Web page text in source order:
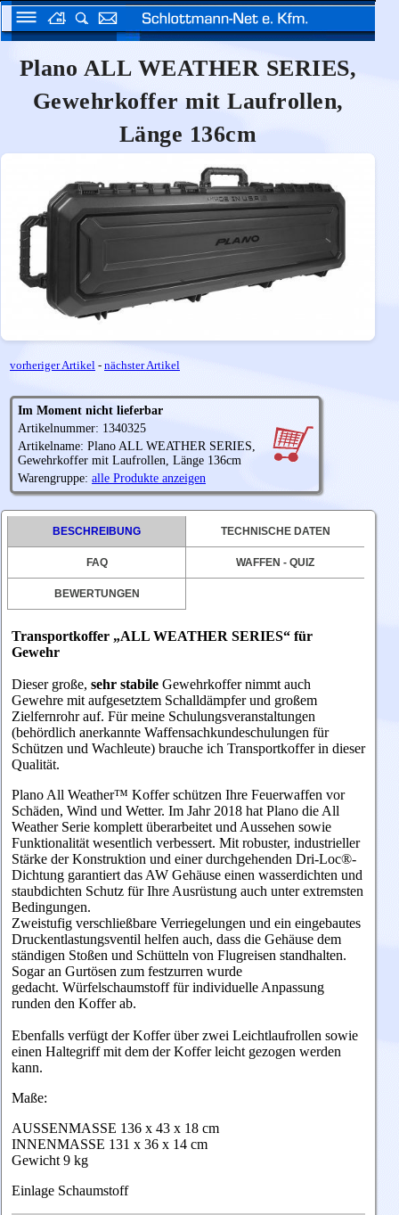
Plano ALL WEATHER SERIES,
Gewehrkoffer mit Laufrollen,
Länge 136cm
vorheriger Artikel - nächster Artikel
Im Moment nicht lieferbar
Artikelnummer: 1340325
Artikelname: Plano ALL WEATHER SERIES,
Gewehrkoffer mit Laufrollen, Länge 136cm
Warengruppe: alle Produkte anzeigen
BESCHREIBUNG TECHNISCHE DATEN
FAQ WAFFEN - QUIZ
BEWERTUNGEN
Transportkoffer „ALL WEATHER SERIES“ für
Gewehr
Dieser große, sehr stabile Gewehrkoffer nimmt auch
Gewehre mit aufgesetztem Schalldämpfer und großem
Zielfernrohr auf. Für meine Schulungsveranstaltungen
(behördlich anerkannte Waffensachkundeschulungen für
Schützen und Wachleute) brauche ich Transportkoffer in dieser
Qualität.
Plano All Weather™ Koffer schützen Ihre Feuerwaffen vor
Schäden, Wind und Wetter. Im Jahr 2018 hat Plano die All
Weather Serie komplett überarbeitet und Aussehen sowie
Funktionalität wesentlich verbessert. Mit robuster, industrieller
Stärke der Konstruktion und einer durchgehenden Dri-Loc®-
Dichtung garantiert das AW Gehäuse einen wasserdichten und
staubdichten Schutz für Ihre Ausrüstung auch unter extremsten
Bedingungen.
Zweistufig verschließbare Verriegelungen und ein eingebautes
Druckentlastungsventil helfen auch, dass die Gehäuse dem
ständigen Stoßen und Schütteln von Flugreisen standhalten.
Sogar an Gurtösen zum festzurren wurde
gedacht. Würfelschaumstoff für individuelle Anpassung
runden den Koffer ab.
Ebenfalls verfügt der Koffer über zwei Leichtlaufrollen sowie
einen Haltegriff mit dem der Koffer leicht gezogen werden
kann.
Maße:
AUSSENMASSE 136 x 43 x 18 cm
INNENMASSE 131 x 36 x 14 cm
Gewicht 9 kg
Einlage Schaumstoff